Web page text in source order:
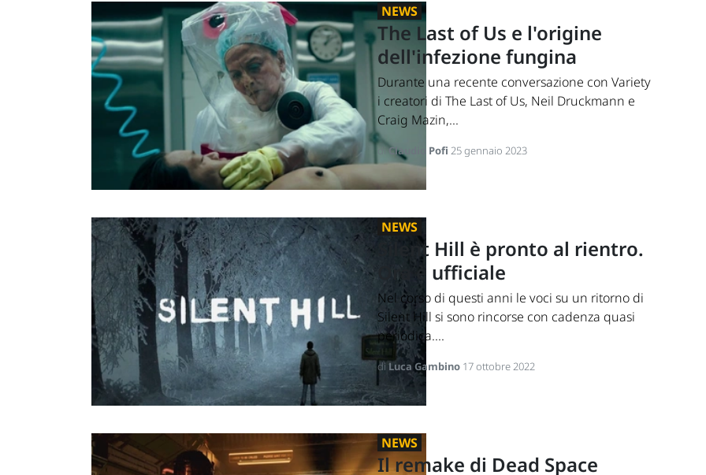
NEWS
The Last of Us e l'origine
dell'infezione fungina
Durante una recente conversazione con Variety
i creatori di The Last of Us, Neil Druckmann e
Craig Mazin,...
diClaudio Pofi 25 gennaio 2023
NEWS
Silent Hill è pronto al rientro.
Ora è ufficiale
Nel corso di questi anni le voci su un ritorno di
Silent Hill si sono rincorse con cadenza quasi
periodica....
diLuca Gambino 17 ottobre 2022
NEWS
Il remake di Dead Space